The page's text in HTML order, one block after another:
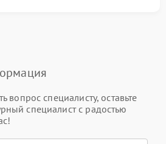
вопрос специалисту, оставьте
специалист с радостью